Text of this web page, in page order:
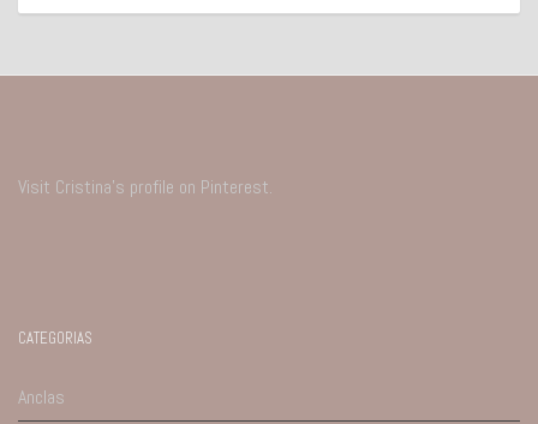
Visit Cristina's profile on Pinterest.
CATEGORIAS
Anclas